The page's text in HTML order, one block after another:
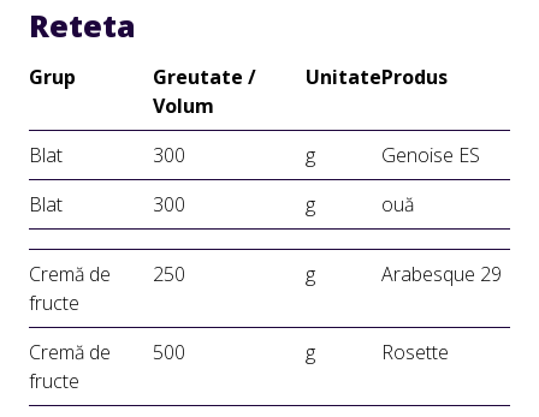
Reteta
Grup
Greutate /
Volum
UnitateProdus
Blat 300 g
Genoise ES
Blat
300 g ouă
Cremă de
fructe
250 g Arabesque 29
Cremă de
fructe
500 g Rosette